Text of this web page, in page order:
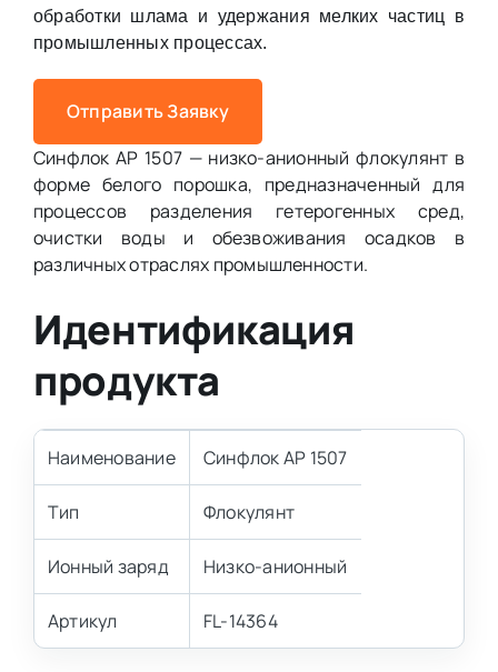
обработки шлама и удержания мелких частиц в
промышленных процессах.
Отправить Заявку
Синфлок АР 1507 — низко-анионный флокулянт в
форме белого порошка, предназначенный для
процессов разделения гетерогенных сред,
очистки воды и обезвоживания осадков в
различных отраслях промышленности.
Идентификация
продукта
Наименование Синфлок АР 1507
Тип Флокулянт
Ионный заряд Низко-анионный
Артикул FL-14364